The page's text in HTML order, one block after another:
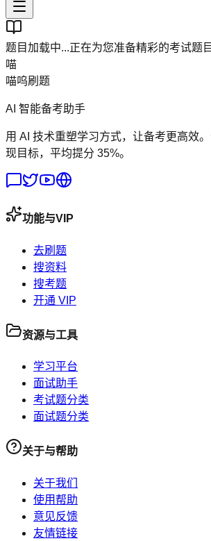
题目加载中...正在为您准备精彩的考试题目
喵
喵呜刷题
AI 智能备考助手
用 AI 技术重塑学习方式，让备考更高效
现目标，平均提分 35%。
功能与VIP
去刷题
搜资料
搜考题
开通 VIP
资源与工具
学习平台
面试助手
考试题分类
面试题分类
关于与帮助
关于我们
使用帮助
意见反馈
友情链接